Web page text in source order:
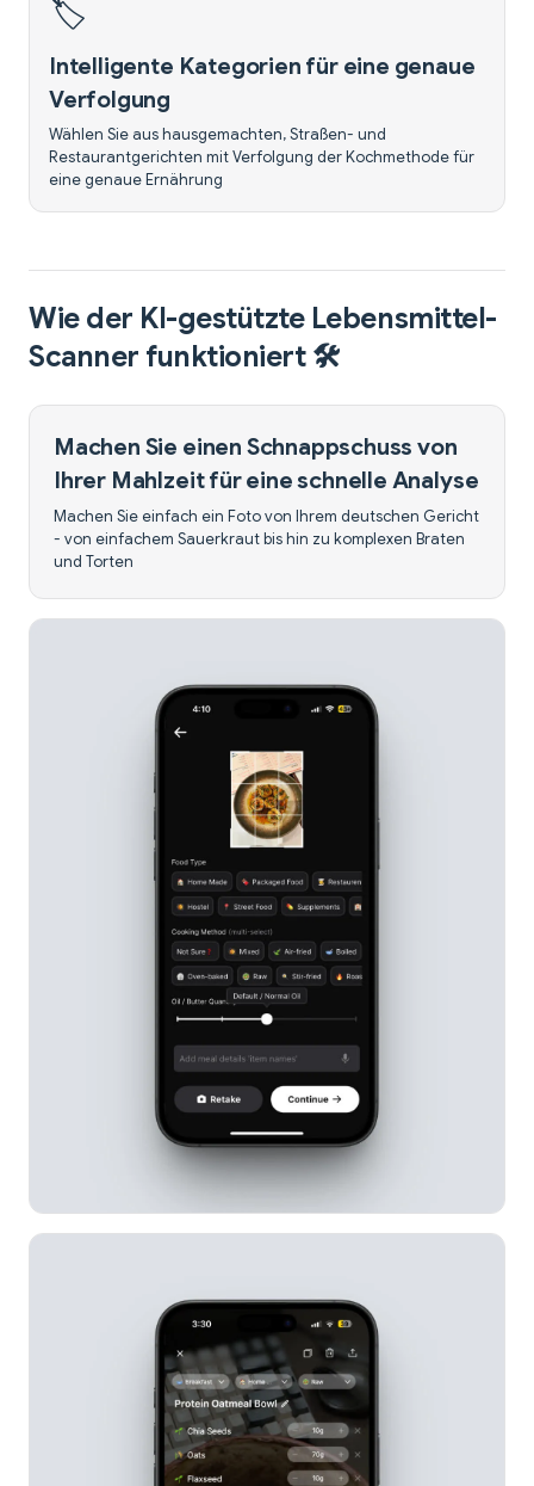
🏷️
Intelligente Kategorien für eine genaue
Verfolgung
Wählen Sie aus hausgemachten, Straßen- und
Restaurantgerichten mit Verfolgung der Kochmethode für
eine genaue Ernährung
Wie der KI-gestützte Lebensmittel-
Scanner funktioniert 🛠️
Machen Sie einen Schnappschuss von
Ihrer Mahlzeit für eine schnelle Analyse
Machen Sie einfach ein Foto von Ihrem deutschen Gericht
- von einfachem Sauerkraut bis hin zu komplexen Braten
und Torten